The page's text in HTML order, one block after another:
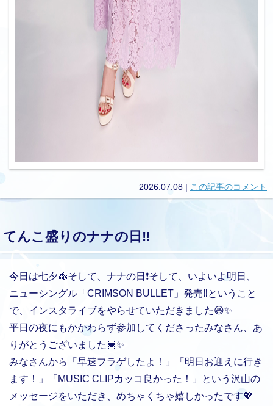
2026.07.08 | この記事のコメント
てんこ盛りのナナの日‼️
今日は七夕🎋そして、ナナの日❗️そして、いよいよ明日、
ニューシングル「CRIMSON BULLET」発売‼️ということ
で、インスタライブをやらせていただきました😆✨
平日の夜にもかかわらず参加してくださったみなさん、あ
りがとうございました💓✨
みなさんから「早速フラゲしたよ！」「明日お迎えに行き
ます！」「MUSIC CLIPカッコ良かった！」という沢山の
メッセージをいただき、めちゃくちゃ嬉しかったです💖